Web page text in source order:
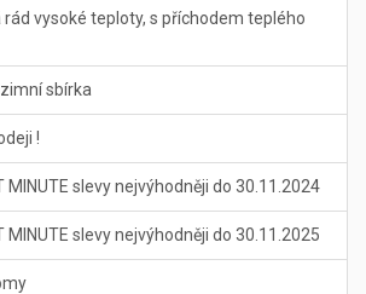
rád vysoké teploty, s příchodem teplého
sbírka
!
MINUTE slevy nejvýhodněji do 30.11.2024
MINUTE slevy nejvýhodněji do 30.11.2025